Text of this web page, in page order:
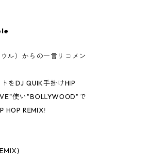
ル）からの一言リコメン
をDJ QUIK手掛けHIP
使い"BOLLYWOOD"で
HOP REMIX!